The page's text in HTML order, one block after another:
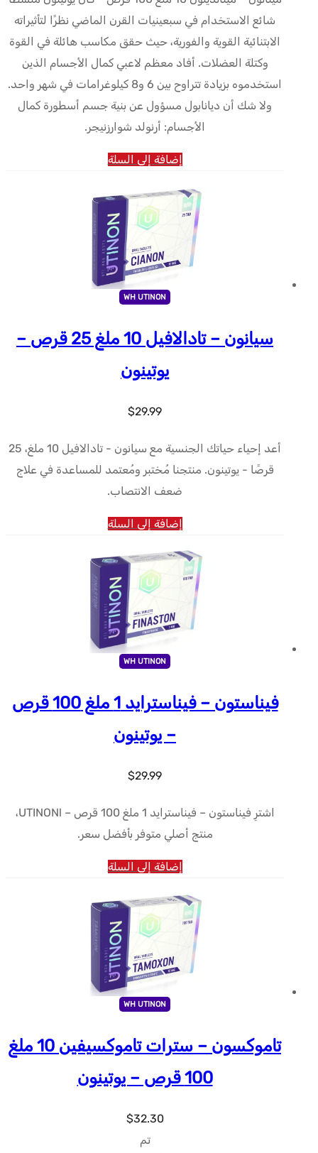
شائع الاستخدام في سبعينيات القرن الماضي نظرًا لتأثيراته
الابتنائية القوية والفورية، حيث حقق مكاسب هائلة في القوة
وكتلة العضلات. أفاد معظم لاعبي كمال الأجسام الذين
استخدموه بزيادة تتراوح بين 6 و8 كيلوغرامات في شهر واحد.
ولا شك أن ديانابول مسؤول عن بنية جسم أسطورة كمال
الأجسام: أرنولد شوارزنيجر.
إضافة إلى السلة
WH UTINON
سيانون – تادالافيل 10 ملغ 25 قرص –
يوتينون
$29.99
أعد إحياء حياتك الجنسية مع سيانون - تادالافيل 10 ملغ، 25
قرصًا - يوتينون. منتجنا مُختبر ومُعتمد للمساعدة في علاج
ضعف الانتصاب.
إضافة إلى السلة
WH UTINON
فيناستون – فيناسترايد 1 ملغ 100 قرص
– يوتينون
$29.99
اشترِ فيناستون – فيناسترايد 1 ملغ 100 قرص – UTINONl،
منتج أصلي متوفر بأفضل سعر.
إضافة إلى السلة
WH UTINON
تاموكسون – سترات تاموكسيفين 10 ملغ
100 قرص – يوتينون
$32.30
تم